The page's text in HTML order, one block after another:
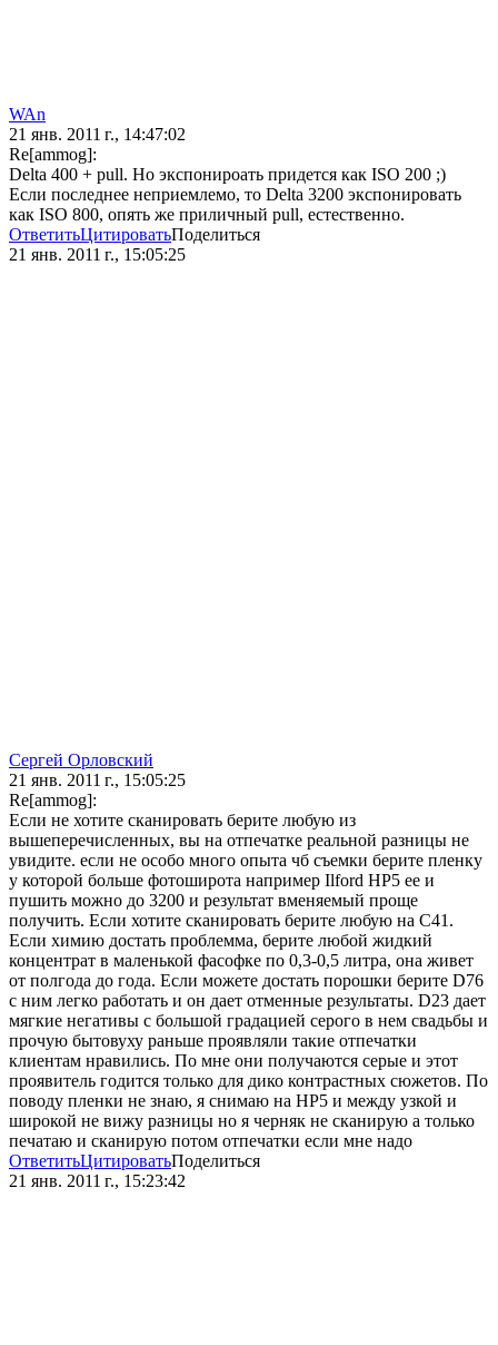
WAn
21 янв. 2011 г., 14:47:02
Re[ammog]:
Delta 400 + pull. Но экспонироать придется как ISO 200 ;)
Если последнее неприемлемо, то Delta 3200 экспонировать
как ISO 800, опять же приличный pull, естественно.
ОтветитьЦитироватьПоделиться
21 янв. 2011 г., 15:05:25
Сергей Орловский
21 янв. 2011 г., 15:05:25
Re[ammog]:
Если не хотите сканировать берите любую из
вышеперечисленных, вы на отпечатке реальной разницы не
увидите. если не особо много опыта чб съемки берите пленку
у которой больше фотоширота например Ilford HP5 ее и
пушить можно до 3200 и результат вменяемый проще
получить. Если хотите сканировать берите любую на С41.
Если химию достать проблемма, берите любой жидкий
концентрат в маленькой фасофке по 0,3-0,5 литра, она живет
от полгода до года. Если можете достать порошки берите D76
с ним легко работать и он дает отменные результаты. D23 дает
мягкие негативы с большой градацией серого в нем свадьбы и
прочую бытовуху раньше проявляли такие отпечатки
клиентам нравились. По мне они получаются серые и этот
проявитель годится только для дико контрастных сюжетов. По
поводу пленки не знаю, я снимаю на HP5 и между узкой и
широкой не вижу разницы но я черняк не сканирую а только
печатаю и сканирую потом отпечатки если мне надо
ОтветитьЦитироватьПоделиться
21 янв. 2011 г., 15:23:42